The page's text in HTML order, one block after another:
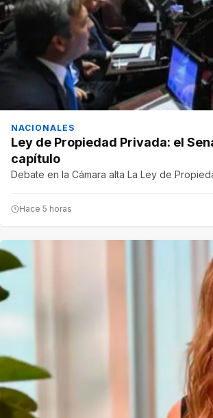
NACIONALES
Ley de Propiedad Privada: el
capítulo
Debate en la Cámara alta La Ley de
Hace 5 horas